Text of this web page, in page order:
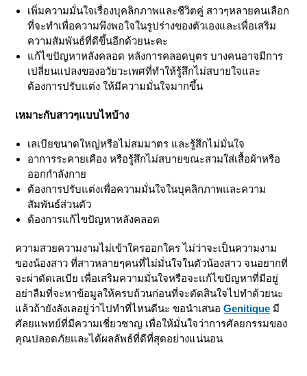
เพิ่มความมั่นใจเรื่องบุคลิกภาพและชีวิตคู่ สาวๆหลายคนเลือก
ที่จะทำเพื่อความพึงพอใจในรูปร่างของตัวเองและเพื่อเสริม
ความสัมพันธ์ที่ดีขึ้นอีกด้วยนะคะ
แก้ไขปัญหาหลังคลอด หลังการคลอดบุตร บางคนอาจมีการ
เปลี่ยนแปลงของอวัยวะเพศที่ทำให้รู้สึกไม่สบายใจและ
ต้องการปรับแต่ง ให้มีความมั่นใจมากขึ้น
เหมาะกับสาวๆแบบไหบ้าง
เลเบียขนาดใหญ่หรือไม่สมมาตร และรู้สึกไม่มั่นใจ
อาการระคายเคือง หรือรู้สึกไม่สบายขณะสวมใส่เสื้อผ้าหรือ
ออกกำลังกาย
ต้องการปรับแต่งเพื่อความมั่นใจในบุคลิกภาพและความ
สัมพันธ์ส่วนตัว
ต้องการแก้ไขปัญหาหลังคลอด
ความสวยความงามไม่เข้าใครออกใคร ไม่ว่าจะเป็นความงาม
ของน้องสาว ที่สาวหลายๆคนที่ไม่มั่นใจในตัวน้องสาว จนอยากที่
จะผ่าตัดเลเบีย เพื่อเสริมความมั่นใจหรือจะแก้ไขปัญหาที่มีอยู่
อย่าลืมที่จะหาข้อมูลให้ครบถ้วนก่อนที่จะตัดสินใจไปทำด้วยนะ
แล้วถ้ายังลังเลอยู่ว่าไปทำที่ไหนดีนะ ขอนำเสนอGenitique มี
ศัลยแพทย์ที่มีความเชี่ยวชาญ เพื่อให้มั่นใจว่าการศัลยกรรมของ
คุณปลอดภัยและได้ผลลัพธ์ที่ดีที่สุดอย่างแน่นอน